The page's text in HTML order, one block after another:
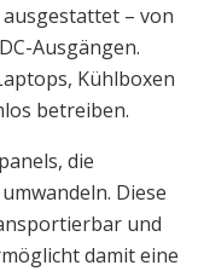
– von
Ausgängen.
Kühlboxen
betreiben.
die
Diese
und
damit eine